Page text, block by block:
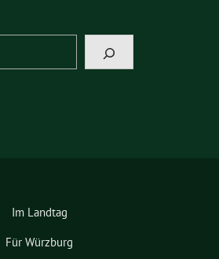
Im Landtag
Für Würzburg